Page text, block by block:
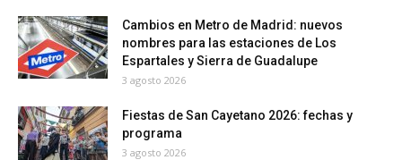
Cambios en Metro de Madrid: nuevos
nombres para las estaciones de Los
Espartales y Sierra de Guadalupe
3 agosto 2026
Fiestas de San Cayetano 2026: fechas y
programa
3 agosto 2026